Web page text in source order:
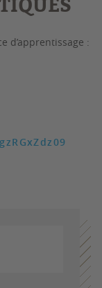
d’apprentissage :